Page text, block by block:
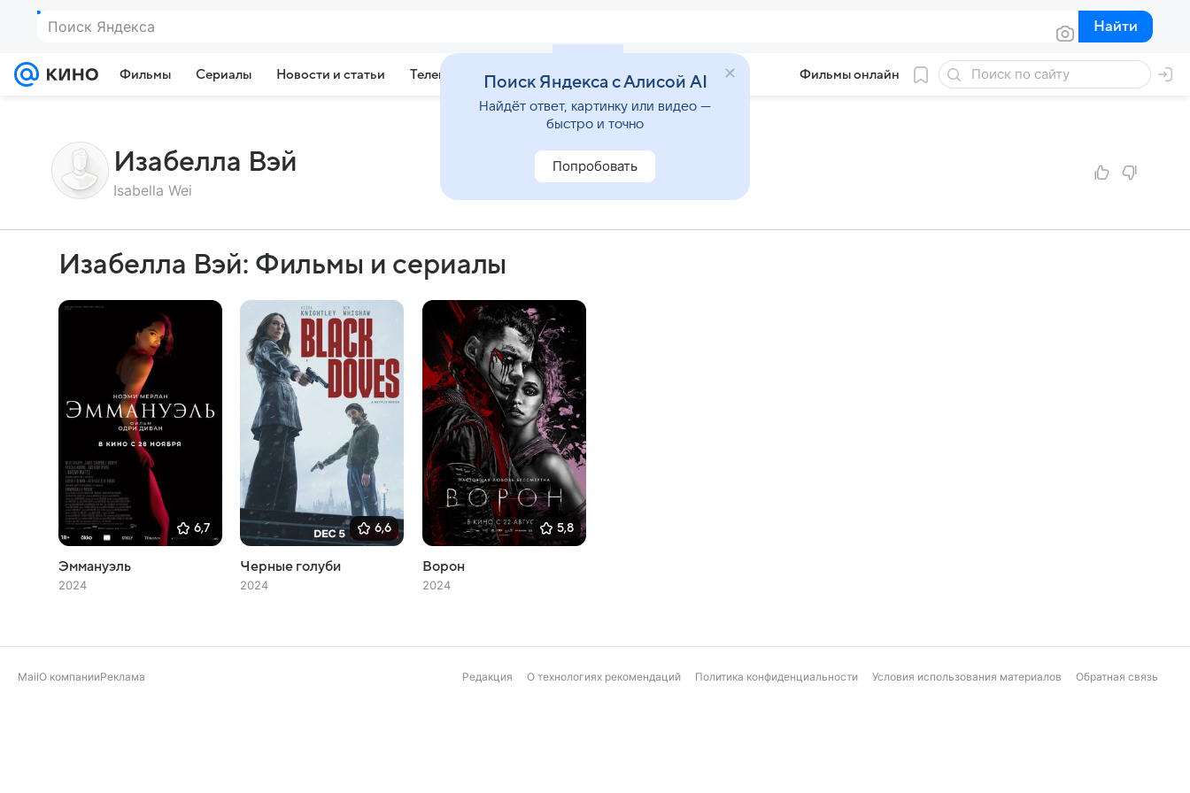
Поиск Яндекса Найти
Найти
Фильмы Сериалы Новости и статьи Телепрограмма Звезды Фильмы онлайн
Изабелла Вэй
Isabella Wei
Изабелла Вэй: Фильмы и сериалы
6,7
Эммануэль
2024
6,6
Черные голуби
2024
5,8
Ворон
2024
MailО компанииРеклама Редакция О технологиях рекомендаций Политика конфиденциальности Условия использования материалов Обратная связь
Поиск Яндекса с Алисой AI
Найдёт ответ, картинку или видео —
быстро и точно
Попробовать